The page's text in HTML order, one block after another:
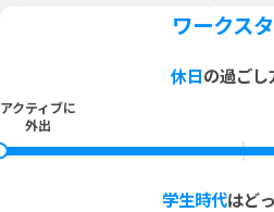
ワークス
休日の過ごし
アクティブに
外出
学生時代はど